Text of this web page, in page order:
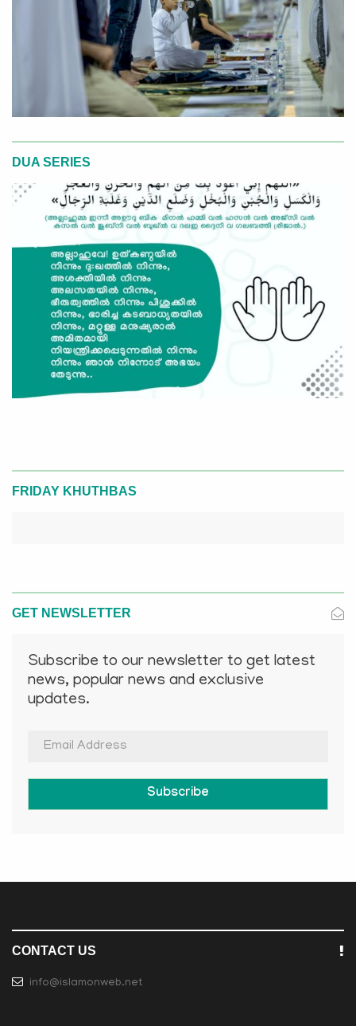
DUA SERIES
FRIDAY KHUTHBAS
GET NEWSLETTER
Subscribe to our newsletter to get latest
news, popular news and exclusive
updates.
Subscribe
CONTACT US
info@islamonweb.net